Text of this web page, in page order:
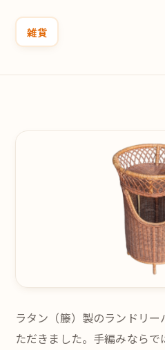
雑貨
ラタン（籐）製のランドリ
ただきました。手編みならで